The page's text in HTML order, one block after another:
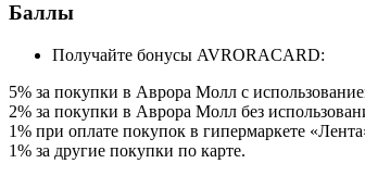
Баллы
Получайте бонусы AVRORACARD:
5% за покупки в Аврора Молл с
2% за покупки в Аврора Молл без
1% при оплате покупок в гипермаркете
1% за другие покупки по карте.